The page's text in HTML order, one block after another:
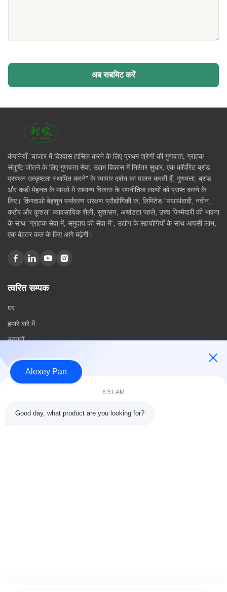
अब सबमिट करें
कंपनियाँ "बाजार में विश्वास हासिल करने के लिए प्रथम श्रेणी की गुणवत्ता, ग्राहक
संतुष्टि जीतने के लिए गुणवत्ता सेवा, उद्यम विकास में निरंतर सुधार, एक कॉर्पोरेट ब्रांड
प्रबंधन उत्कृष्टता स्थापित करने" के व्यापार दर्शन का पालन करती हैं, गुणवत्ता, ब्रांड
और कड़ी मेहनत के मामले में सामान्य विकास के रणनीतिक लक्ष्यों को प्राप्त करने के
लिए। क़िंगदाओ बेइशुन पर्यावरण संरक्षण प्रौद्योगिकी कं, लिमिटेड "यथार्थवादी, नवीन,
कठोर और कुशल" व्यावसायिक शैली, सुशासन, अखंडता पहले, उच्च जिम्मेदारी की भावना
के साथ "ग्राहक सेवा में, समुदाय की सेवा में", उद्योग के सहयोगियों के साथ आपसी लाभ,
एक बेहतर कल के लिए आगे बढ़ेगी।
त्वरित सम्पक
घर
हमारे बारे में
उत्पादों
श्रेणियाँ
रबर मिक्सिंग मिल मशीन
Alexey Pan
6:51 AM
Good day, what product are you looking for?